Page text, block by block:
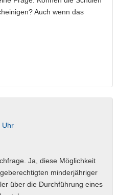
Auch wenn das
Uhr
Ja, diese Möglichkeit
minderjähriger
über die Durchführung eines